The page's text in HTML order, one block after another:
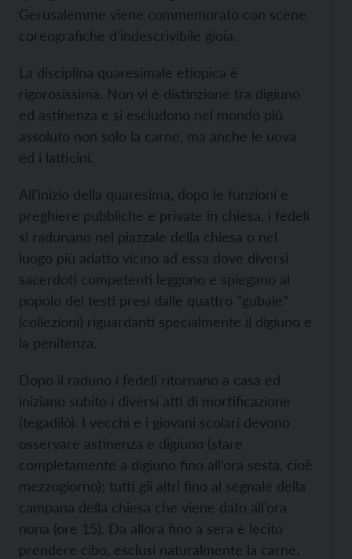
Gerusalemme viene commemorato con scene
coreograﬁche d’indescrivibile gioia.
La disciplina quaresimale etiopica è
rigorosissima. Non vi è distinzione tra digiuno
ed astinenza e si escludono nel mondo più
assoluto non solo la carne, ma anche le uova
ed i latticini.
All’inizio della quaresima, dopo le funzioni e
preghiere pubbliche e private in chiesa, i fedeli
si radunano nel piazzale della chiesa o nel
luogo più adatto vicino ad essa dove diversi
sacerdoti competenti leggono e spiegano al
popolo dei testi presi dalle quattro “gubaie”
(collezioni) riguardanti specialmente il digiuno e
la penitenza.
Dopo il raduno i fedeli ritornano a casa ed
iniziano subito i diversi atti di mortiﬁcazione
(tegadilò). I vecchi e i giovani scolari devono
osservare astinenza e digiuno (stare
completamente a digiuno fino all’ora sesta, cioè
mezzogiorno); tutti gli altri fino al segnale della
campana della chiesa che viene dato all’ora
nona (ore 15). Da allora fino a sera è lecito
prendere cibo, esclusi naturalmente la carne,